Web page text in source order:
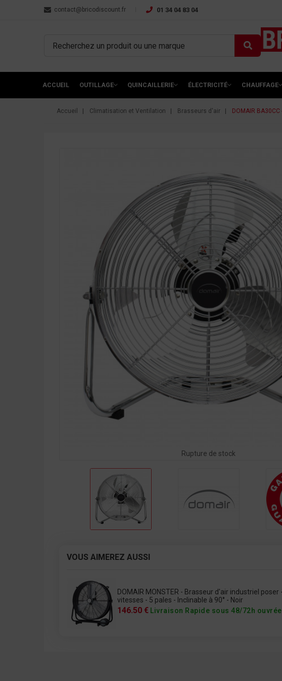
contact@bricodiscount.fr 01 34 04 83 04
ACCUEIL OUTILLAGE QUINCAILLERIE ÉLECTRICITÉ CHAUFFAGE
Accueil Climatisation et Ventilation Brasseurs d'air DOMAIR
Rupture de stock
VOUS AIMEREZ AUSSI
DOMAIR MONSTER - Brasseur d'air industriel poser
vitesses - 5 pales - Inclinable à 90° - Noir
146.50 € Livraison Rapide sous 48/72h